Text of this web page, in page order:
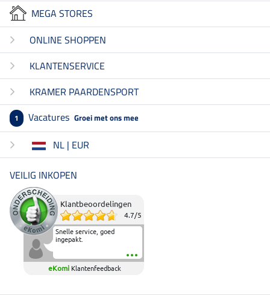
MEGA STORES
ONLINE SHOPPEN
KLANTENSERVICE
KRAMER PAARDENSPORT
1 Vacatures Groei met ons mee
NL | EUR
VEILIG INKOPEN
Klantbeoordelingen
4.7/5
Snelle service, goed
ingepakt.
eKomi Klantenfeedback